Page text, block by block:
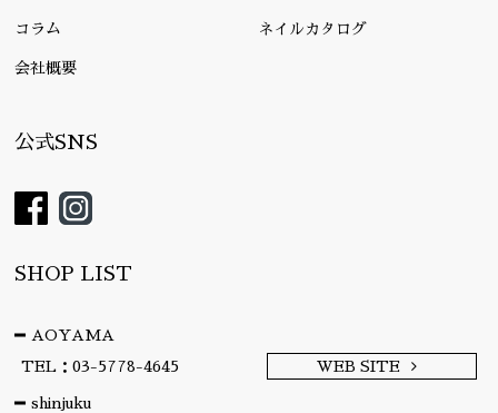
コラム ネイルカタログ
会社概要
公式SNS
SHOP LIST
AOYAMA
TEL：03-5778-4645
WEB SITE
shinjuku